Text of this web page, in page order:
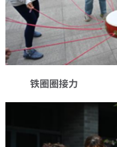
铁圈圈接力